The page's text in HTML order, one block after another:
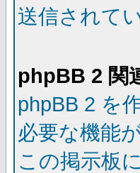
送信されて
phpBB 2 関
phpBB 2 を
必要な機能
この掲示板